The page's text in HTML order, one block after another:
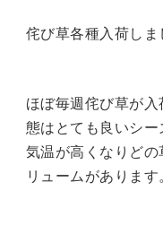
侘び草各種入荷しま
ほぼ毎週侘び草が
態はとても良いシー
気温が高くなりど
リュームがあります